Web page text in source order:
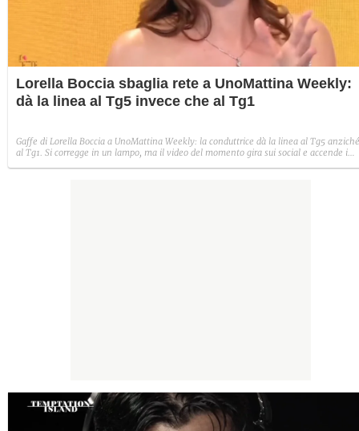
Lorella Boccia sbaglia rete a UnoMattina Weekly:
dà la linea al Tg5 invece che al Tg1
Gaffe di Lorella Boccia a UnoMattina Weekly: la conduttrice dà la linea al Tg5 anziché
al Tg1. Si corregge in un lampo, ma il video del momento gira sui social e accende i